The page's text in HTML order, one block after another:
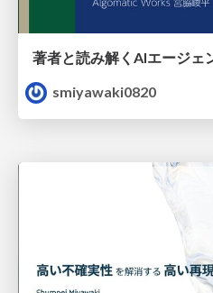
smiyawaki0820